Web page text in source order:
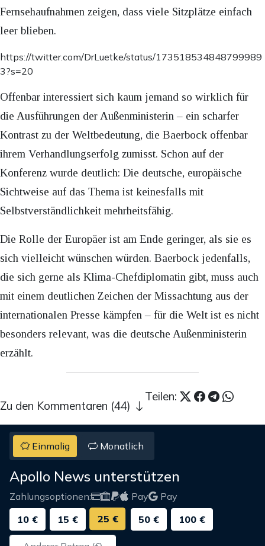
Fernsehaufnahmen zeigen, dass viele Sitzplätze einfach
leer blieben.
https://twitter.com/DrLuetke/status/173518534848799989
3?s=20
Offenbar interessiert sich kaum jemand so wirklich für
die Ausführungen der Außenministerin – ein scharfer
Kontrast zu der Weltbedeutung, die Baerbock offenbar
ihrem Verhandlungserfolg zumisst. Schon auf der
Konferenz wurde deutlich: Die deutsche, europäische
Sichtweise auf das Thema ist keinesfalls mit
Selbstverständlichkeit mehrheitsfähig.
Die Rolle der Europäer ist am Ende geringer, als sie es
sich vielleicht wünschen würden. Baerbock jedenfalls,
die sich gerne als Klima-Chefdiplomatin gibt, muss auch
mit einem deutlichen Zeichen der Missachtung aus der
internationalen Presse kämpfen – für die Welt ist es nicht
besonders relevant, was die deutsche Außenministerin
erzählt.
Teilen:
Zu den Kommentaren (44)
Einmalig Monatlich
Apollo News unterstützen
Zahlungsoptionen: Pay
Pay
10 €
15 € 25 € 50 € 100 €